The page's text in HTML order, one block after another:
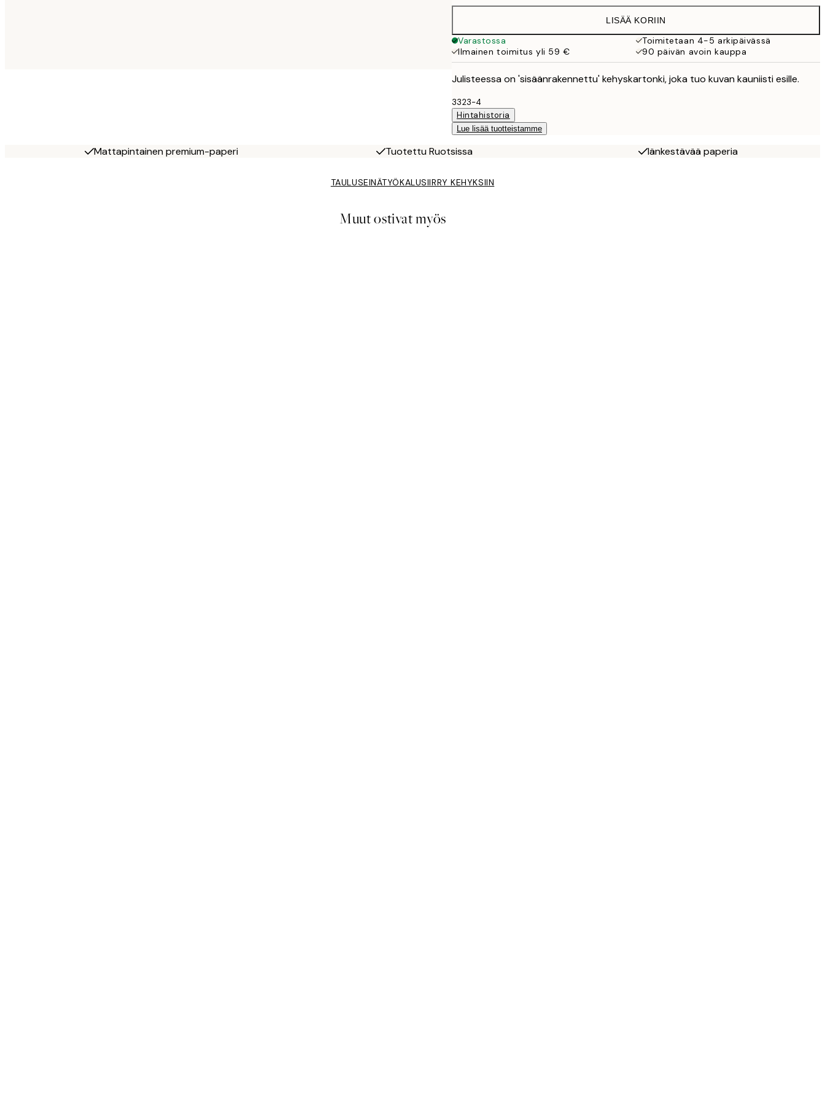
19,95 €
LISÄÄ KORIIN
Varastossa
Toimitetaan 4-5 arkipäivässä
Ilmainen toimitus yli 59 €
90 päivän avoin kauppa
Julisteessa on 'sisäänrakennettu' kehyskartonki, joka tuo kuvan kauniisti esille.
3323-4
Hintahistoria
Lue lisää tuotteistamme
Mattapintainen premium-paperi Tuotettu Ruotsissa Iänkestävää paperia
TAULUSEINÄTYÖKALUSIIRRY KEHYKSIIN
Muut ostivat myös